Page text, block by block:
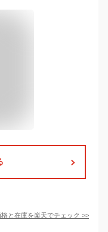
格と在庫を楽天でチェック >>